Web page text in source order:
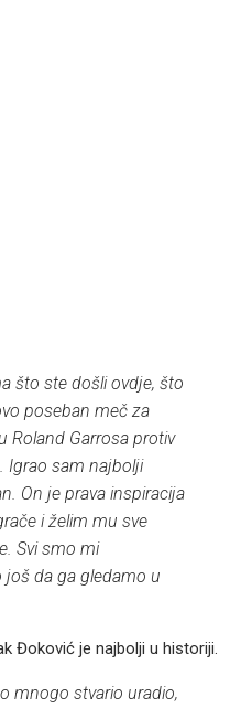
što ste došli ovdje, što
poseban meč za
Roland Garrosa protiv
Igrao sam najbolji
On je prava inspiracija
i želim mu sve
Svi smo mi
da ga gledamo u
Đoković je najbolji u historiji.
mnogo stvario uradio,